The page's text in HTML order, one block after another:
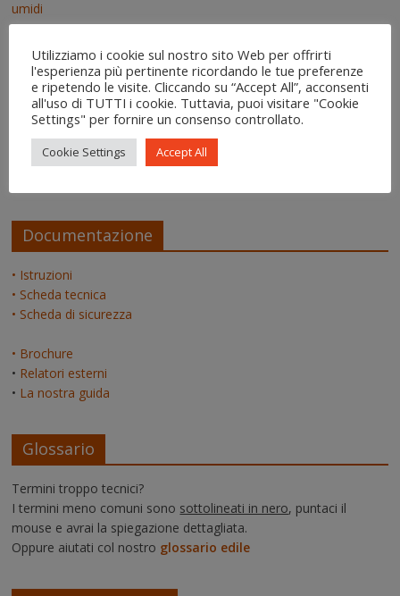
umidi
Come si usa IgroDry
adminsuPitture termiche: pro e contro su alcuni prodotti in
commercio
EricasuPitture termiche: pro e contro su alcuni prodotti in
commercio
Documentazione
• Istruzioni
• Scheda tecnica
• Scheda di sicurezza
• Brochure
• Relatori esterni
• La nostra guida
Glossario
Termini troppo tecnici?
I termini meno comuni sono sottolineati in nero, puntaci il
mouse e avrai la spiegazione dettagliata.
Oppure aiutati col nostro glossario edile
Utilizziamo i cookie sul nostro sito Web per offrirti
l'esperienza più pertinente ricordando le tue preferenze
e ripetendo le visite. Cliccando su “Accept All”, acconsenti
all'uso di TUTTI i cookie. Tuttavia, puoi visitare "Cookie
Settings" per fornire un consenso controllato.
Cookie Settings Accept All